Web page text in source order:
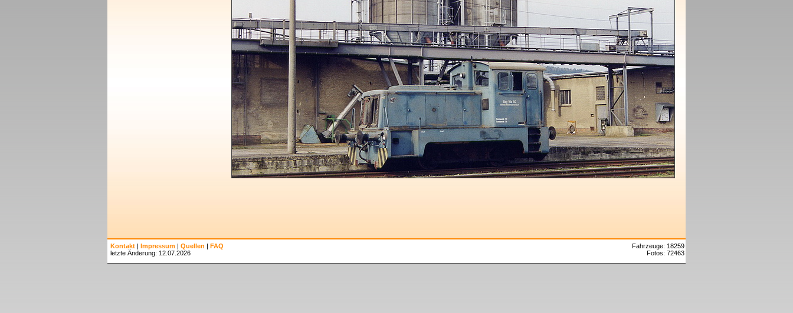
Kontakt | Impressum | Quellen | FAQ
letzte Änderung: 12.07.2026
Fahrzeuge: 18259
Fotos: 72463